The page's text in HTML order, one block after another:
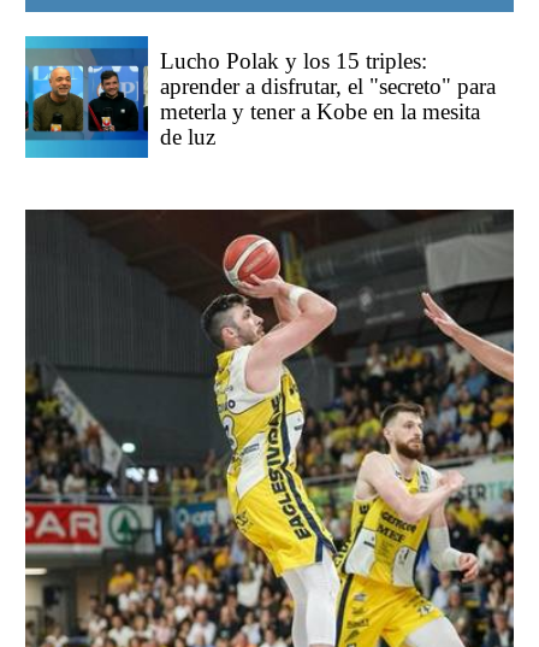
Lucho Polak y los 15 triples:
aprender a disfrutar, el "secreto" para
meterla y tener a Kobe en la mesita
de luz